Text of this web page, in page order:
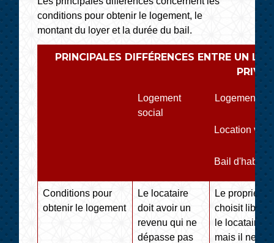
conditions pour obtenir le logement, le
montant du loyer et la durée du bail.
PRINCIPALES DIFFÉRENCES ENTRE UN
PRIVÉ
Logement
social
Logement
Location vide
Bail
Conditions pour
obtenir le logement
Le locataire
doit avoir un
revenu qui ne
dépasse pas
Le
choisit
le locataire,
mais il ne